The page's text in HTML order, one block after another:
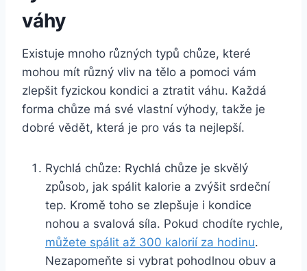
váhy
Existuje mnoho různých typů chůze, které
mohou mít různý vliv na tělo a pomoci vám
zlepšit fyzickou kondici a ztratit váhu. Každá
forma chůze má své vlastní výhody, takže je
dobré vědět, která je pro vás ta nejlepší.
Rychlá chůze: Rychlá chůze je skvělý
způsob, jak spálit kalorie a zvýšit srdeční
tep. Kromě toho se zlepšuje i kondice
nohou a svalová síla. Pokud chodíte rychle,
můžete spálit až 300 kalorií za hodinu.
Nezapomeňte si vybrat pohodlnou obuv a